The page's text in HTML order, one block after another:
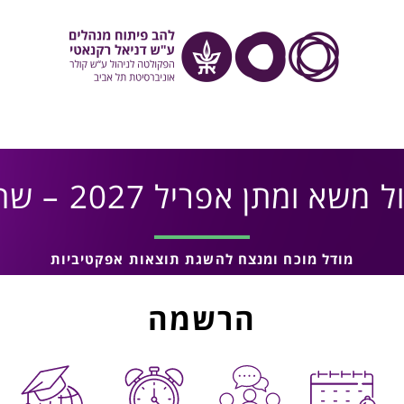
משא ומתן אפריל 2027 – שת"פ
מודל מוכח ומנצח להשגת תוצאות אפקטיביות
הרשמה